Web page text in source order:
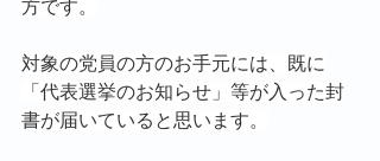
方です。
対象の党員の方のお手元には、既に
「代表選挙のお知らせ」等が入った封
書が届いていると思います。